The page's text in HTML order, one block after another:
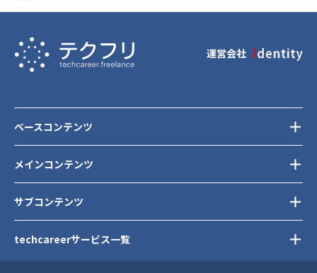
運営会社
メインコンテンツ
サブコンテンツ
ベースコンテンツ
techcareerサービス一覧